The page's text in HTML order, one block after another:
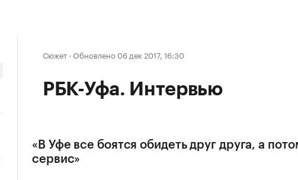
Сюжет · Обновлено 06 дек 2017, 16:30
РБК-Уфа. Интервью
«В Уфе все боятся обидеть друг друга, а
сервис»